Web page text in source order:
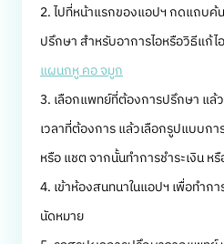
2. ไปที่หน้าแรกของแอปฯ กดแถบค้
ปรึกษา สำหรับอาการไอหรือวิธีแก้ไ
แผนกหู คอ จมูก
3. เลือกแพทย์ที่ต้องการปรึกษา แล้
เวลาที่ต้องการ แล้วเลือกรูปแบบกา
หรือ แชต จากนั้นทำการชำระเงิน
4. เข้าห้องสนทนาในแอปฯ เพื่อทำก
นัดหมาย